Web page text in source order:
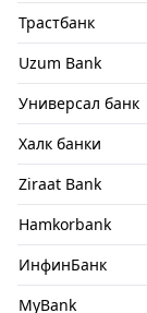
Трастбанк
Uzum Bank
Универсал банк
Халк банки
Ziraat Bank
Hamkorbank
ИнфинБанк
MyBank